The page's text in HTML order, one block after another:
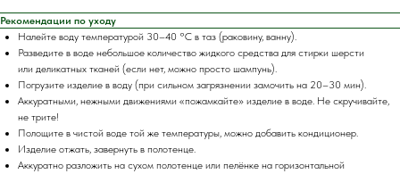
Рекомендации по уходу
Налейте воду температурой 30–40 °C в таз (раковину, ванну).
Разведите в воде небольшое количество жидкого средства для стирки шерсти
или деликатных тканей (если нет, можно просто шампунь).
Погрузите изделие в воду (при сильном загрязнении замочить на 20–30 мин).
Аккуратными, нежными движениями «пожамкайте» изделие в воде. Не скручивайте,
не трите!
Полощите в чистой воде той же температуры, можно добавить кондиционер.
Изделие отжать, завернуть в полотенце.
Аккуратно разложить на сухом полотенце или пелёнке на горизонтальной